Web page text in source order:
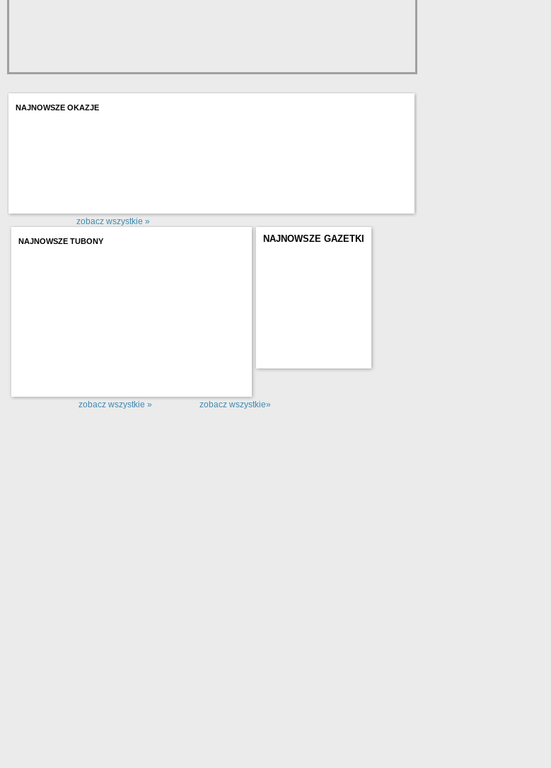
NAJNOWSZE OKAZJE
zobacz wszystkie »
NAJNOWSZE TUBONY NAJNOWSZE GAZETKI
zobacz wszystkie » zobacz wszystkie»